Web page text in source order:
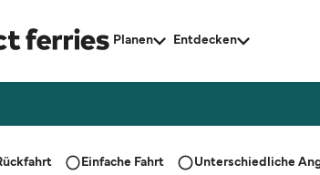
Planen Entdecken
Einfache Fahrt Unterschiedliche